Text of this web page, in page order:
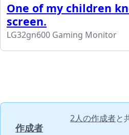
One of my children
screen.
LG32gn600 Gaming Monitor
作成者
2人の作成者と